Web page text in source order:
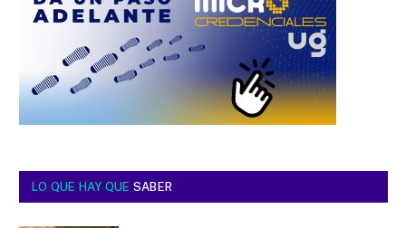
LO QUE HAY QUE SABER